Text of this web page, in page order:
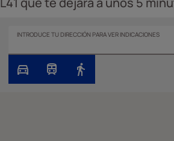
INTRODUCE TU DIRECCIÓN PARA VER INDICACIONES